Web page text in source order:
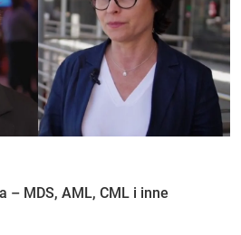
– MDS, AML, CML i inne